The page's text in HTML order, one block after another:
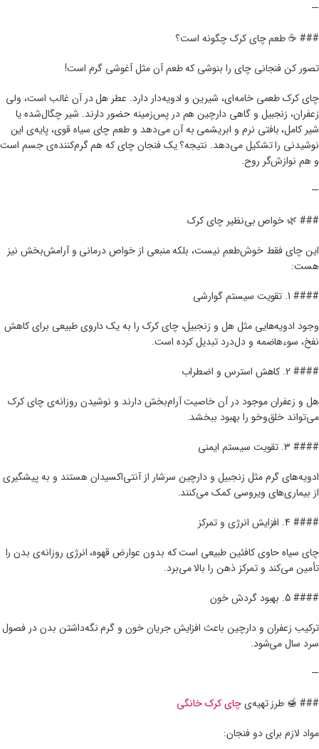
—
### ☕ طعم چای کرک چگونه است؟
تصور کن فنجانی چای را بنوشی که طعم آن مثل آغوشی گرم است!
چای کرک طعمی خامه‌ای، شیرین و ادویه‌دار دارد. عطر هل در آن غالب است، ولی
زعفران، زنجبیل و گاهی دارچین هم در پس‌زمینه حضور دارند. شیر چگال‌شده یا
شیر کامل، بافتی نرم و ابریشمی به آن می‌دهد و طعم چای سیاه قوی، پایه‌ی این
نوشیدنی را تشکیل می‌دهد. نتیجه؟ یک فنجان چای که هم گرم‌کننده‌ی جسم است
و هم نوازش‌گر روح.
—
### 🌿 خواص بی‌نظیر چای کرک
این چای فقط خوش‌طعم نیست، بلکه منبعی از خواص درمانی و آرامش‌بخش نیز
هست:
#### 1. تقویت سیستم گوارشی
وجود ادویه‌هایی مثل هل و زنجبیل، چای کرک را به یک داروی طبیعی برای کاهش
نفخ، سوءهاضمه و دل‌درد تبدیل کرده است.
#### 2. کاهش استرس و اضطراب
هل و زعفران موجود در آن خاصیت آرام‌بخش دارند و نوشیدن روزانه‌ی چای کرک
می‌تواند خلق‌وخو را بهبود ببخشد.
#### 3. تقویت سیستم ایمنی
ادویه‌های گرم مثل زنجبیل و دارچین سرشار از آنتی‌اکسیدان هستند و به پیشگیری
از بیماری‌های ویروسی کمک می‌کنند.
#### 4. افزایش انرژی و تمرکز
چای سیاه حاوی کافئین طبیعی است که بدون عوارض قهوه، انرژی روزانه‌ی بدن را
تأمین می‌کند و تمرکز ذهن را بالا می‌برد.
#### 5. بهبود گردش خون
ترکیب زعفران و دارچین باعث افزایش جریان خون و گرم نگه‌داشتن بدن در فصول
سرد سال می‌شود.
—
### 🍯 طرز تهیه‌یچای کرک خانگی
مواد لازم برای دو فنجان: